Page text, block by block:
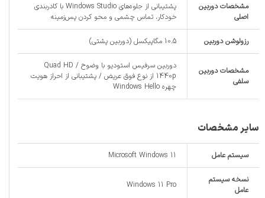
مشخصات دوربین
اصلی
پشتیبانی از جلوه‌های Windows Studio با کادربندی
خودکار، تماس چشمی و محو کردن پس‌زمینه
رزولوشن دوربین 10.5 مگاپیکسل (دوربین پشتی)
مشخصات دوربین
سلفی
دوربین سرفیس استودیو با وضوح Quad HD /
1440p از نوع فوق عریض / پشتیبانی از احراز هویت
چهره Windows Hello
سایر مشخصات
سیستم عامل Microsoft Windows 11
نسخه سیستم
عامل
Windows 11 Pro